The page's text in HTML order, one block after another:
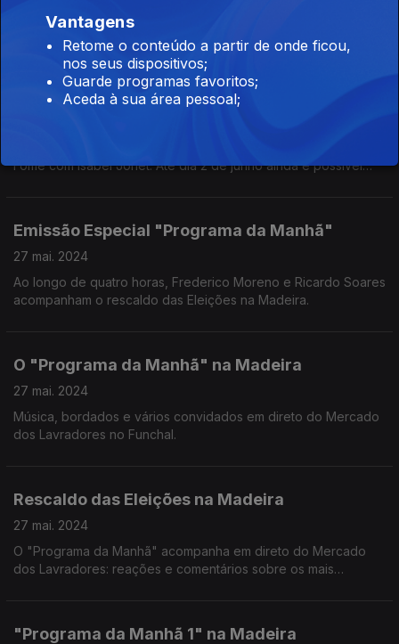
Ricardo Soares e Frederico Moreno conversam em direto com
a psicóloga Ana Isabel Lage Ferreira sobre o impacto do verão
na estabilidade emocional e mental das pessoas.
Banco Alimentar contra a Fome
Fome com Isabel Jonet. Até dia 2 de junho ainda é possível
Emissão Especial "Programa da Manhã"
27 mai. 2024
Ao longo de quatro horas, Frederico Moreno e Ricardo Soares
acompanham o rescaldo das Eleições na Madeira.
O "Programa da Manhã" na Madeira
27 mai. 2024
Música, bordados e vários convidados em direto do Mercado
dos Lavradores no Funchal.
Rescaldo das Eleições na Madeira
27 mai. 2024
O "Programa da Manhã" acompanha em direto do Mercado
dos Lavradores: reações e comentários sobre os mais
"Programa da Manhã 1" na Madeira
Vantagens
Retome o conteúdo a partir de onde ficou,
nos seus dispositivos;
Guarde programas favoritos;
Aceda à sua área pessoal;